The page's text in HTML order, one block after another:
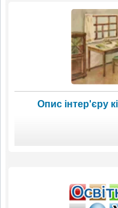
Опис інтер'єру